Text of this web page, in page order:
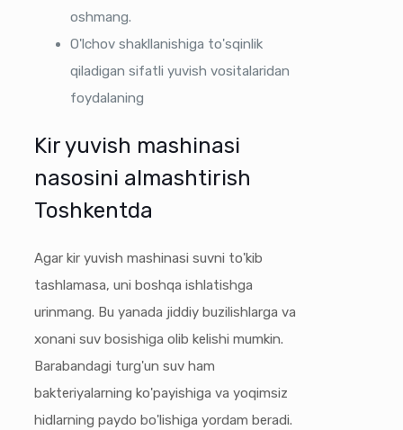
oshmang.
O'lchov shakllanishiga to'sqinlik
qiladigan sifatli yuvish vositalaridan
foydalaning
Kir yuvish mashinasi
nasosini almashtirish
Toshkentda
Agar kir yuvish mashinasi suvni to'kib
tashlamasa, uni boshqa ishlatishga
urinmang. Bu yanada jiddiy buzilishlarga va
xonani suv bosishiga olib kelishi mumkin.
Barabandagi turg'un suv ham
bakteriyalarning ko'payishiga va yoqimsiz
hidlarning paydo bo'lishiga yordam beradi.